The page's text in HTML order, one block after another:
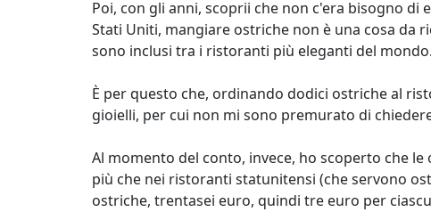
Poi, con gli anni, scoprii che non c'era bisogno
Stati Uniti, mangiare ostriche non è una cosa da
sono inclusi tra i ristoranti più eleganti del mondo.
È per questo che, ordinando dodici ostriche al
gioielli, per cui non mi sono premurato di
Al momento del conto, invece, ho scoperto che
più che nei ristoranti statunitensi (che servono
ostriche, trentasei euro, quindi tre euro per